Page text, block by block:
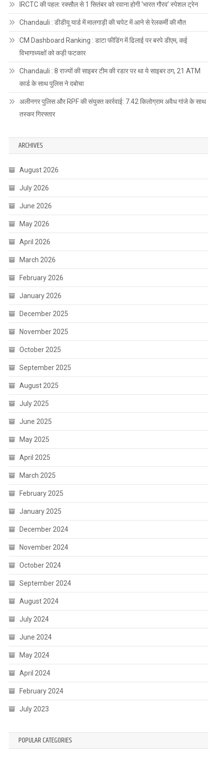
IRCTC की पहल: रक्सौल से 1 सितंबर को रवाना होगी ‘भारत गौरव’ स्पेशल ट्रेन
Chandauli : डीडीयू यार्ड में मालगाड़ी की चपेट में आने से रेलकर्मी की मौत
CM Dashboard Ranking : डाटा फीडिंग में ढिलाई पर बरपे डीएम, कई
विभागाध्यक्षों को कड़ी फटकार
Chandauli : 8 राज्यों की साइबर टीम की रडार पर था ये साइबर ठग, 21 ATM
कार्ड के साथ पुलिस ने दबोचा
अलीनगर पुलिस और RPF की संयुक्त कार्रवाई: 7.42 किलोग्राम अवैध गांजे के साथ
तस्कर गिरफ्तार
ARCHIVES
August 2026
July 2026
June 2026
May 2026
April 2026
March 2026
February 2026
January 2026
December 2025
November 2025
October 2025
September 2025
August 2025
July 2025
June 2025
May 2025
April 2025
March 2025
February 2025
January 2025
December 2024
November 2024
October 2024
September 2024
August 2024
July 2024
June 2024
May 2024
April 2024
February 2024
July 2023
POPULAR CATEGORIES